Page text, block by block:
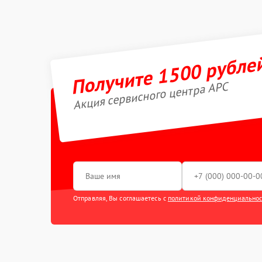
Получите 1500
Акция сервисного центра APC
Отправляя, Вы соглашаетесь с политикой